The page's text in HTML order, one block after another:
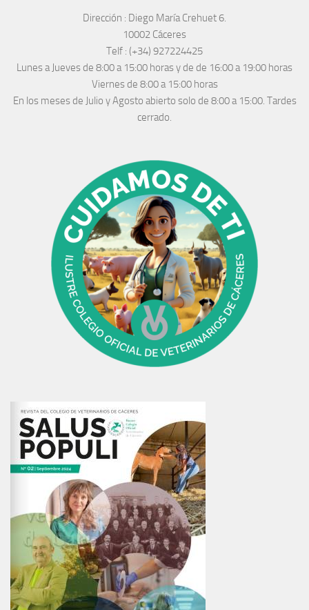
Dirección : Diego María Crehuet 6.
10002 Cáceres
Telf : (+34) 927224425
Lunes a Jueves de 8:00 a 15:00 horas y de de 16:00 a 19:00 horas
Viernes de 8:00 a 15:00 horas
En los meses de Julio y Agosto abierto solo de 8:00 a 15:00. Tardes
cerrado.